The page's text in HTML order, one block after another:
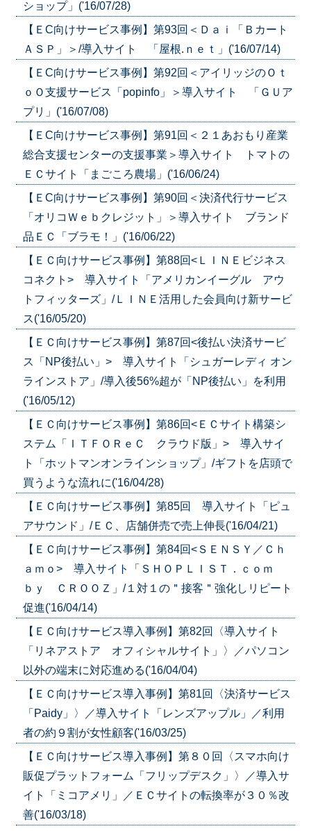
ショップ」('16/07/28)
【ＥC向けサービス事例】第93回＜Ｄａｉ「Ｂカート
ＡＳＰ」＞/導入サイト 「屋根.ｎｅｔ」('16/07/14)
【ＥC向けサービス事例】第92回＜アイリッジのＯｔ
ｏＯ支援サービス「popinfo」＞導入サイト 「ＧＵア
プリ」('16/07/08)
【ＥC向けサービス事例】第91回＜２１あおもり産業
総合支援センターの支援事業＞導入サイト トマトの
ＥＣサイト「まごころ農場」('16/06/24)
【ＥC向けサービス事例】第90回＜決済代行サービス
「オリコＷｅｂクレジット」＞導入サイト ブランド
品ＥＣ「ブラモ！」('16/06/22)
【ＥＣ向けサービス事例】第88回<ＬＩＮＥビジネス
コネクト> 導入サイト「アメリカンイーグル アウ
トフィッターズ」/ＬＩＮＥ活用した会員向け新サービ
ス('16/05/20)
【ＥＣ向けサービス事例】第87回<後払い決済サービ
ス「NP後払い」> 導入サイト「シュガーレディ オン
ラインストア」/導入後56%超が「NP後払い」を利用
('16/05/12)
【ＥＣ向けサービス事例】第86回<ＥＣサイト構築シ
ステム「ＩＴＦＯＲｅＣ クラウド版」> 導入サイ
ト「ホットマンオンラインショップ」/ギフトを店頭で
買うような流れに('16/04/28)
【ＥＣ向けサービス事例】第85回
導入サイト「ピュ
アサウンド」/ＥＣ、店舗併売で売上伸長('16/04/21)
【ＥＣ向けサービス事例】第84回<ＳＥＮＳＹ／Ｃｈ
ａｍｏ> 導入サイト「ＳＨＯＰＬＩＳＴ．ｃｏｍ
ｂｙ ＣＲＯＯＺ」/１対１の＂接客＂強化しリピート
促進('16/04/14)
【ＥＣ向けサービス導入事例】第82回〈導入サイト
「リネアストア オフィシャルサイト」〉／パソコン
以外の端末に対応進める('16/04/04)
【ＥＣ向けサービス導入事例】第81回〈決済サービス
「Paidy」〉／導入サイト「レンズアップル」／利用
者の約９割が女性顧客('16/03/25)
【ＥＣ向けサービス導入事例】第８０回〈スマホ向け
販促プラットフォーム「フリップデスク」〉／導入サ
イト「ミコアメリ」／ＥＣサイトの転換率が３０％改
善('16/03/18)